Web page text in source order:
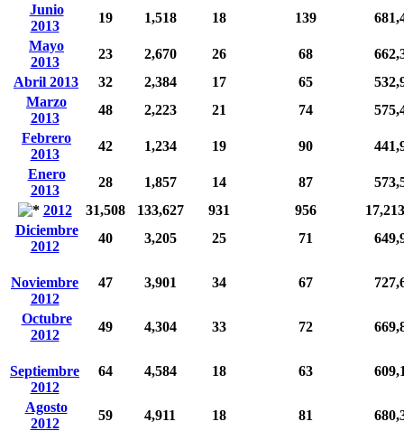
Junio
2013
19 1,518 18 139
Mayo
2013
23 2,670 26 68
Abril 2013
32 2,384 17 65
Marzo
2013
48 2,223 21 74
Febrero
2013
42 1,234 19 90
Enero
2013
28 1,857 14 87
2012
31,508 133,627 931 956
Diciembre
2012
40 3,205 25 71
Noviembre
2012
47 3,901 34 67
Octubre
2012
49 4,304 33 72
Septiembre
2012
64 4,584 18 63
Agosto
2012
59 4,911 18 81